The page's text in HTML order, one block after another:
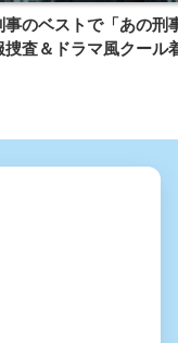
事のベストで「あの刑
捜査＆ドラマ風クール